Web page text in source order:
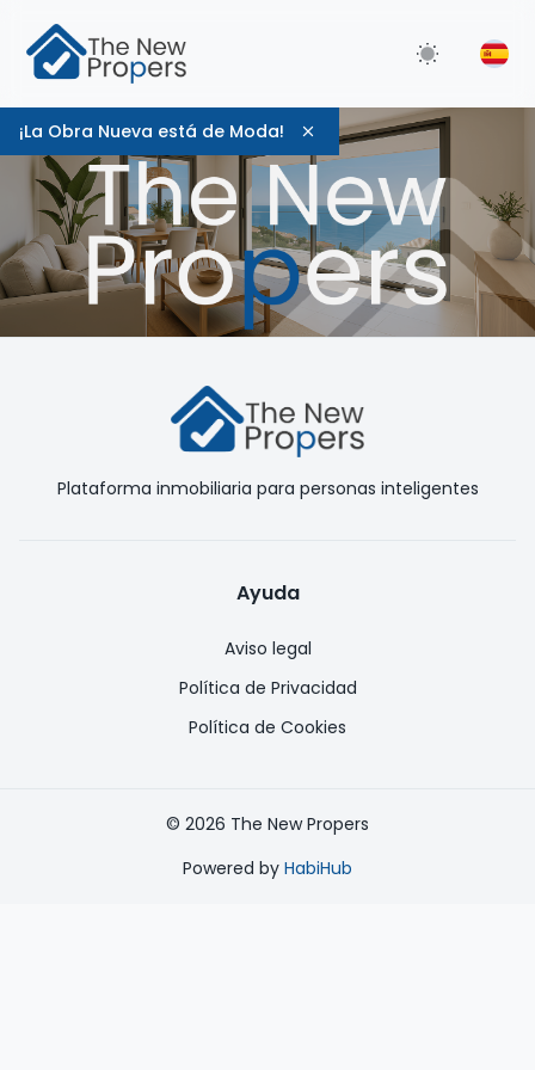
¡La Obra Nueva está de Moda!
Plataforma inmobiliaria para personas inteligentes
Ayuda
Aviso legal
Política de Privacidad
Política de Cookies
© 2026 The New Propers
Powered by HabiHub